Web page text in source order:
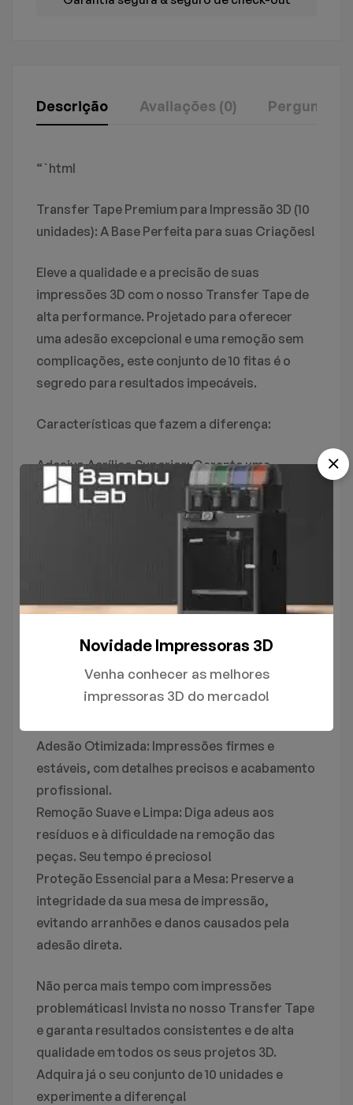
Descrição Avaliações (0) Perguntas
“`html
Transfer Tape Premium para Impressão 3D (10
unidades): A Base Perfeita para suas Criações!
Eleve a qualidade e a precisão de suas
impressões 3D com o nosso Transfer Tape de
alta performance. Projetado para oferecer
uma adesão excepcional e uma remoção sem
complicações, este conjunto de 10 fitas é o
segredo para resultados impecáveis.
Características que fazem a diferença:
Adesivo Acrílico Superior: Garante uma
fixação forte e duradoura, evitando
deformações e warping durante a impressão.
Tamanho Ideal: Cada folha de 12″x12″
Versatilidade Imbatível: Compatível com os
PETG e TPU. Liberdade para criar com
Benefícios que você vai amar:
Adesão Otimizada: Impressões firmes e
estáveis, com detalhes precisos e acabamento
profissional.
Remoção Suave e Limpa: Diga adeus aos
resíduos e à dificuldade na remoção das
peças. Seu tempo é precioso!
Proteção Essencial para a Mesa: Preserve a
integridade da sua mesa de impressão,
evitando arranhões e danos causados pela
adesão direta.
Não perca mais tempo com impressões
problemáticas! Invista no nosso Transfer Tape
e garanta resultados consistentes e de alta
qualidade em todos os seus projetos 3D.
Adquira já o seu conjunto de 10 unidades e
experimente a diferença!
Avaliação E Revisão
ESCREVA UM COMENTÁRIO
Não há comentários ainda.
Perguntas & Respostas
0 Perguntas
Novidade Impressoras 3D
Venha conhecer as melhores
impressoras 3D do mercado!